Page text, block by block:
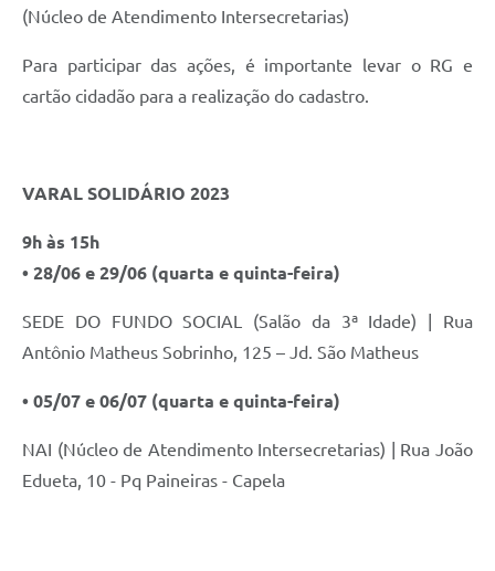
(Núcleo de Atendimento Intersecretarias)
Para participar das ações, é importante levar o RG e
cartão cidadão para a realização do cadastro.
VARAL SOLIDÁRIO 2023
9h às 15h
• 28/06 e 29/06 (quarta e quinta-feira)
SEDE DO FUNDO SOCIAL (Salão da 3ª Idade) | Rua
Antônio Matheus Sobrinho, 125 – Jd. São Matheus
• 05/07 e 06/07 (quarta e quinta-feira)
NAI (Núcleo de Atendimento Intersecretarias) | Rua João
Edueta, 10 - Pq Paineiras - Capela